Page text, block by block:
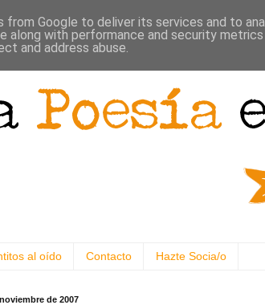
al oído Contacto Hazte Socia/o
de 2007
from Google to deliver its services and to
along with performance and security
and address abuse.